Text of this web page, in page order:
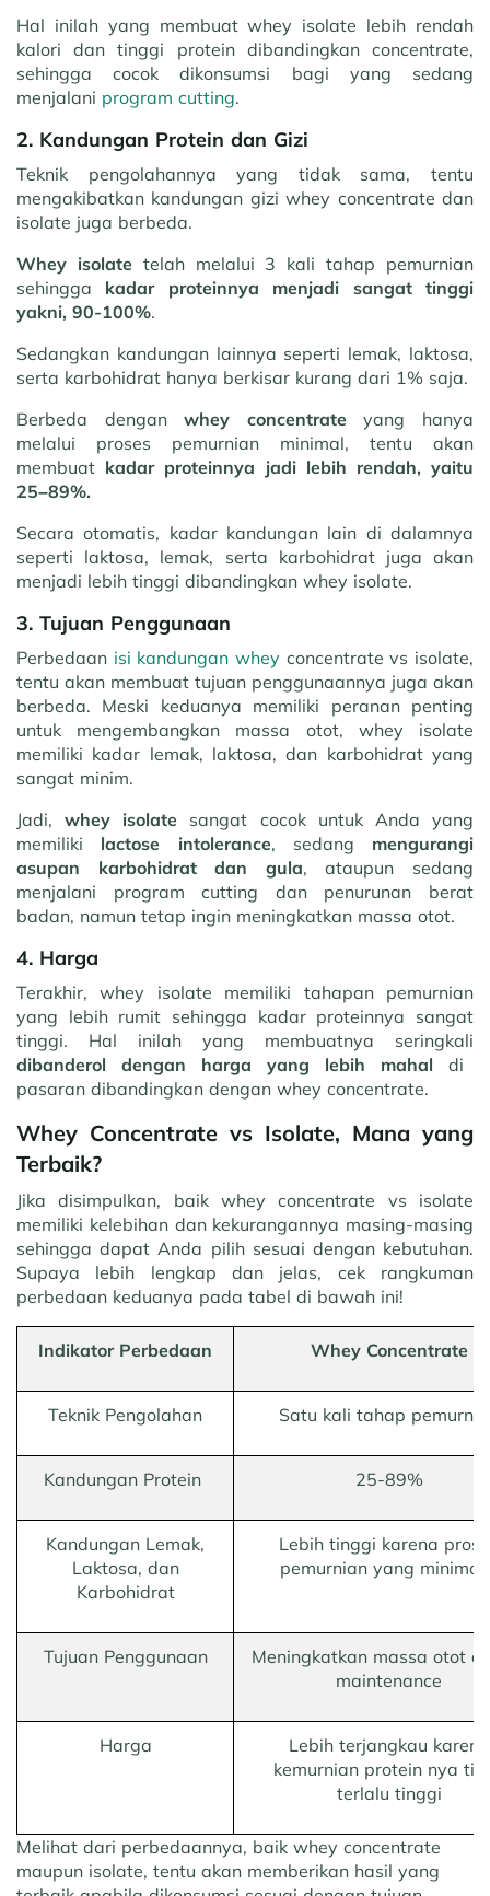
Hal inilah yang membuat whey isolate lebih rendah
kalori dan tinggi protein dibandingkan concentrate,
sehingga cocok dikonsumsi bagi yang sedang
menjalani program cutting.
2. Kandungan Protein dan Gizi
Teknik pengolahannya yang tidak sama, tentu
mengakibatkan kandungan gizi whey concentrate dan
isolate juga berbeda.
Whey isolatetelah melalui 3 kali tahap pemurnian
sehingga kadar proteinnya menjadi sangat tinggi
yakni, 90-100%.
Sedangkan kandungan lainnya seperti lemak, laktosa,
serta karbohidrat hanya berkisar kurang dari 1% saja.
Berbeda denganwhey concentrateyang hanya
melalui proses pemurnian minimal, tentu akan
membuat kadar proteinnya jadi lebih rendah, yaitu
25–89%.
Secara otomatis, kadar kandungan lain di dalamnya
seperti laktosa, lemak, serta karbohidrat juga akan
menjadi lebih tinggi dibandingkan whey isolate.
3. Tujuan Penggunaan
Perbedaan isi kandungan whey concentrate vs isolate,
tentu akan membuat tujuan penggunaannya juga akan
berbeda. Meski keduanya memiliki peranan penting
untuk mengembangkan massa otot, whey isolate
memiliki kadar lemak, laktosa, dan karbohidrat yang
sangat minim.
Jadi,whey isolate sangat cocok untuk Anda yang
memiliki lactose intolerance, sedang mengurangi
asupan karbohidrat dan gula, ataupun sedang
menjalani program cutting dan penurunan berat
badan, namun tetap ingin meningkatkan massa otot.
4. Harga
Terakhir, whey isolate memiliki tahapan pemurnian
yang lebih rumit sehingga kadar proteinnya sangat
tinggi. Hal inilah yang membuatnya seringkali
dibanderol dengan harga yang lebih mahal di
pasaran dibandingkan dengan whey concentrate.
Whey Concentrate vs Isolate, Mana yang
Terbaik?
Jika disimpulkan, baik whey concentrate vs isolate
memiliki kelebihan dan kekurangannya masing-masing
sehingga dapat Anda pilih sesuai dengan kebutuhan.
Supaya lebih lengkap dan jelas, cek rangkuman
perbedaan keduanya pada tabel di bawah ini!
Indikator Perbedaan Whey Concentrate
Teknik Pengolahan Satu kali tahap
Kandungan Protein 25-89%
Kandungan Lemak,
Laktosa, dan
Karbohidrat
Lebih tinggi karena
pemurnian yang
Tujuan Penggunaan
Meningkatkan massa otot
maintenance
Harga
Lebih terjangkau karena
kemurnian protein nya
terlalu tinggi
Melihat dari perbedaannya, baik whey concentrate
maupun isolate, tentu akan memberikan hasil yang